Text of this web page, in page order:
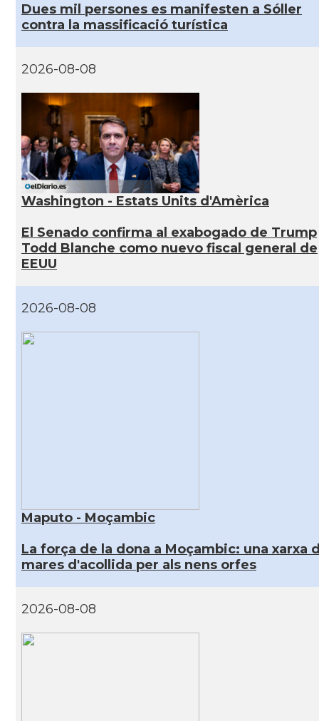
Dues mil persones es manifesten a Sóller
contra la massificació turística
2026-08-08
Washington - Estats Units d'Amèrica
El Senado confirma al exabogado de Trump
Todd Blanche como nuevo fiscal general de
EEUU
2026-08-08
Maputo - Moçambic
La força de la dona a Moçambic: una xarxa
mares d'acollida per als nens orfes
2026-08-08